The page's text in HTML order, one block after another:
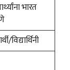
भारत
विद्यार्थिनी